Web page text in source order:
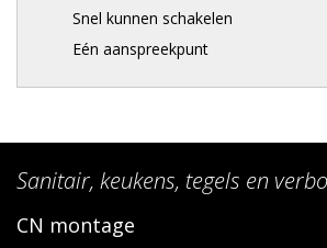
Snel kunnen schakelen
Eén aanspreekpunt
Sanitair, keukens, tegels en
CN montage